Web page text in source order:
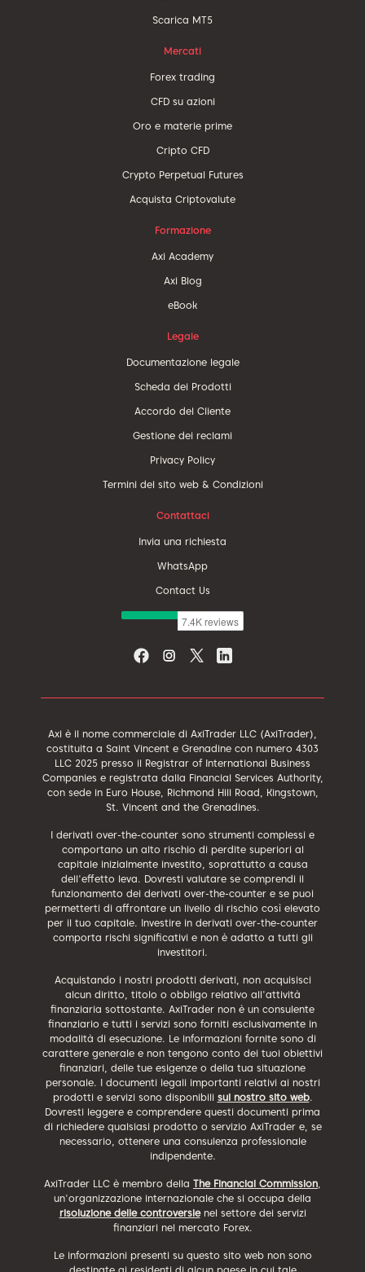
Scarica MT5
Mercati
Forex trading
CFD su azioni
Oro e materie prime
Cripto CFD
Crypto Perpetual Futures
Acquista Criptovalute
Formazione
Axi Academy
Axi Blog
eBook
Legale
Documentazione legale
Scheda dei Prodotti
Accordo del Cliente
Gestione dei reclami
Privacy Policy
Termini del sito web & Condizioni
Contattaci
Invia una richiesta
WhatsApp
Contact Us
Axi è il nome commerciale di AxiTrader LLC (AxiTrader),
costituita a Saint Vincent e Grenadine con numero 4303
LLC 2025 presso il Registrar of International Business
Companies e registrata dalla Financial Services Authority,
con sede in Euro House, Richmond Hill Road, Kingstown,
St. Vincent and the Grenadines.
I derivati over-the-counter sono strumenti complessi e
comportano un alto rischio di perdite superiori al
capitale inizialmente investito, soprattutto a causa
dell'effetto leva. Dovresti valutare se comprendi il
funzionamento dei derivati over-the-counter e se puoi
permetterti di affrontare un livello di rischio così elevato
per il tuo capitale. Investire in derivati over-the-counter
comporta rischi significativi e non è adatto a tutti gli
investitori.
Acquistando i nostri prodotti derivati, non acquisisci
alcun diritto, titolo o obbligo relativo all'attività
finanziaria sottostante. AxiTrader non è un consulente
finanziario e tutti i servizi sono forniti esclusivamente in
modalità di esecuzione. Le informazioni fornite sono di
carattere generale e non tengono conto dei tuoi obiettivi
finanziari, delle tue esigenze o della tua situazione
personale. I documenti legali importanti relativi ai nostri
prodotti e servizi sono disponibili sul nostro sito web.
Dovresti leggere e comprendere questi documenti prima
di richiedere qualsiasi prodotto o servizio AxiTrader e, se
necessario, ottenere una consulenza professionale
indipendente.
AxiTrader LLC è membro della The Financial Commission,
un'organizzazione internazionale che si occupa della
risoluzione delle controversienel settore dei servizi
finanziari nel mercato Forex.
Le informazioni presenti su questo sito web non sono